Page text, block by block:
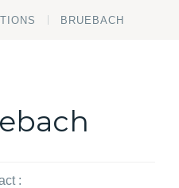
BRUEBACH
: